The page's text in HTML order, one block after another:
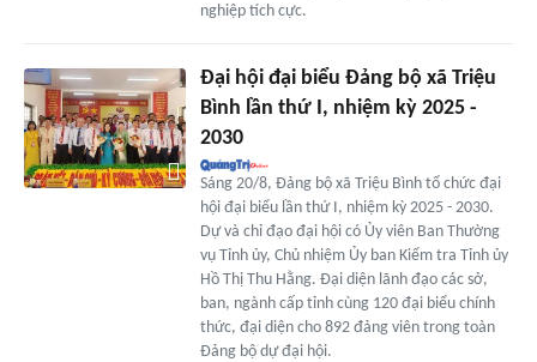
nghiệp tích cực.
Đại hội đại biểu Đảng bộ xã Triệu
Bình lần thứ I, nhiệm kỳ 2025 -
2030
Sáng 20/8, Đảng bộ xã Triệu Bình tổ chức đại
hội đại biểu lần thứ I, nhiệm kỳ 2025 - 2030.
Dự và chỉ đạo đại hội có Ủy viên Ban Thường
vụ Tỉnh ủy, Chủ nhiệm Ủy ban Kiểm tra Tỉnh ủy
Hồ Thị Thu Hằng. Đại diện lãnh đạo các sở,
ban, ngành cấp tỉnh cùng 120 đại biểu chính
thức, đại diện cho 892 đảng viên trong toàn
Đảng bộ dự đại hội.